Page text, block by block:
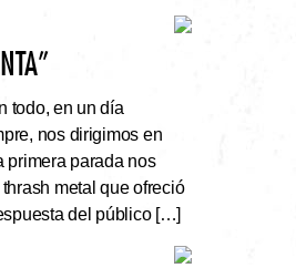
todo, en un día
nos dirigimos en
primera parada nos
metal que ofreció
del público […]